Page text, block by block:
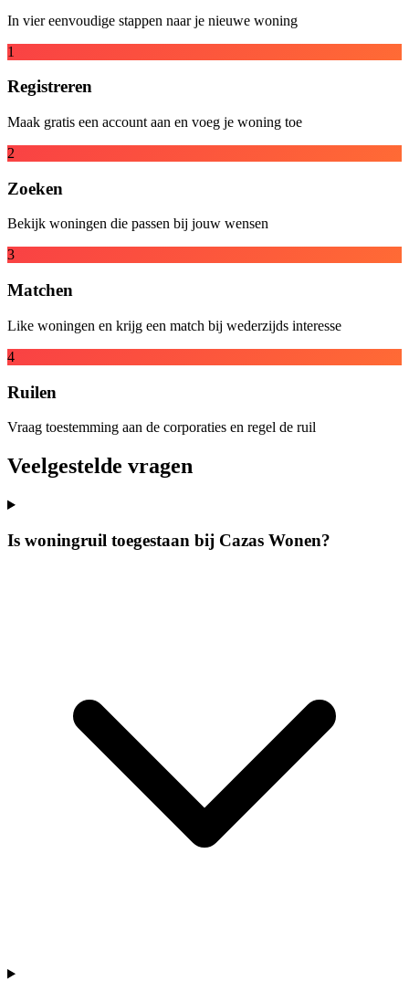
In vier eenvoudige stappen naar je nieuwe woning
1
Registreren
Maak gratis een account aan en voeg je woning toe
2
Zoeken
Bekijk woningen die passen bij jouw wensen
3
Matchen
Like woningen en krijg een match bij wederzijds interesse
4
Ruilen
Vraag toestemming aan de corporaties en regel de ruil
Veelgestelde vragen
Is woningruil toegestaan bij Cazas Wonen?